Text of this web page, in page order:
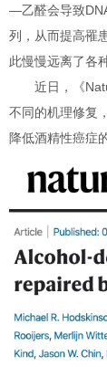
—乙醛会导致
列，从而提高罹
此慢慢远离了各
近日，《
不同的机理修复
降低酒精性癌症